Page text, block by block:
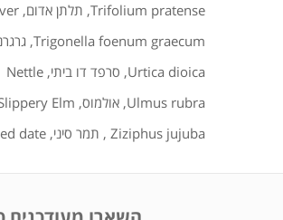
Trifolium pratense
, תלתן אדום,
Trigonella foenum graecum
,
Urtica dioica
, סרפד דו ביתי,
Nettle
Ulmus rubra
, אולמוס,
Elm
Ziziphus jujuba
, תמר סיני,
date